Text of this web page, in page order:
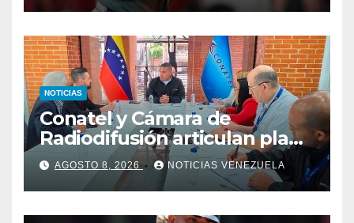
NOTICIAS
Conatel y Cámara de
Radiodifusión articulan plan
de atención a estaciones tras
sismos
AGOSTO 8, 2026 NOTICIAS VENEZUELA